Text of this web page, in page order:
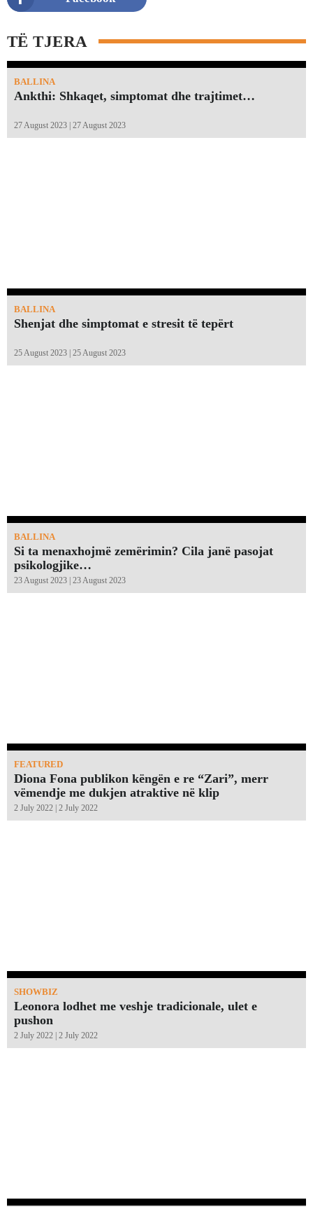
TË TJERA
BALLINA
Ankthi: Shkaqet, simptomat dhe trajtimet…
27 August 2023 | 27 August 2023
BALLINA
Shenjat dhe simptomat e stresit të tepërt
25 August 2023 | 25 August 2023
BALLINA
Si ta menaxhojmë zemërimin? Cila janë pasojat
psikologjike…
23 August 2023 | 23 August 2023
FEATURED
Diona Fona publikon këngën e re “Zari”, merr
vëmendje me dukjen atraktive në klip
2 July 2022 | 2 July 2022
SHOWBIZ
Leonora lodhet me veshje tradicionale, ulet e
pushon
2 July 2022 | 2 July 2022